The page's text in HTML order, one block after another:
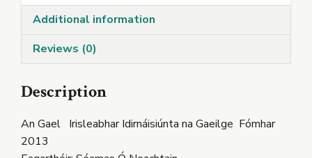
Fómhar
2013.
Additional information
Reviews (0)
Description
An Gael Irisleabhar Idirnáisiúnta na Gaeilge Fómhar
2013